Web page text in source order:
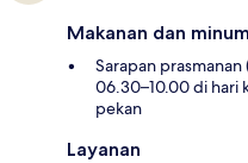
Makanan dan
Sarapan
06.30–10.00 di hari
pekan
Layanan